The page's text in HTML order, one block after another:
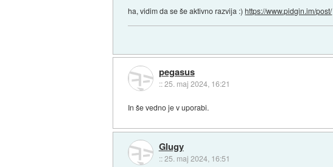
ha, vidim da se še aktivno razvija :)https://www.pidgin.im/post/
pegasus
::25. maj 2024, 16:21
In še vedno je v uporabi.
Glugy
::25. maj 2024, 16:51